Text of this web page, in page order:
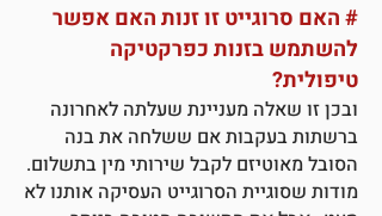
#האם סרוגייט זו זנות האם אפשר
להשתמש בזנות כפרקטיקה
טיפולית?
ובכן זו שאלה מעניינת שעלתה לאחרונה
ברשתות בעקבות אם ששלחה את בנה
הסובל מאוטיזם לקבל שירותי מין בתשלום.
מודות שסוגיית הסרוגייט העסיקה אותנו לא